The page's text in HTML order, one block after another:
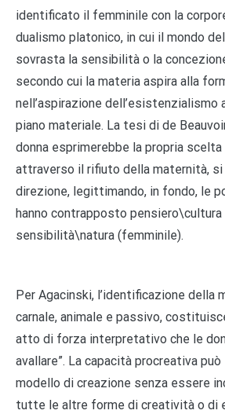
identificato il femminile con la
dualismo platonico, in cui il mondo
sovrasta la sensibilità o la
secondo cui la materia aspira alla
nell’aspirazione dell’esistenzialismo
piano materiale. La tesi di de
donna esprimerebbe la propria
attraverso il rifiuto della maternità, si
direzione, legittimando, in fondo, le
hanno contrapposto pensiero\cultura
sensibilità\natura (femminile).
Per Agacinski, l’identificazione della
carnale, animale e passivo,
atto di forza interpretativo che le
avallare”. La capacità procreativa
modello di creazione senza essere
tutte le altre forme di creatività o di